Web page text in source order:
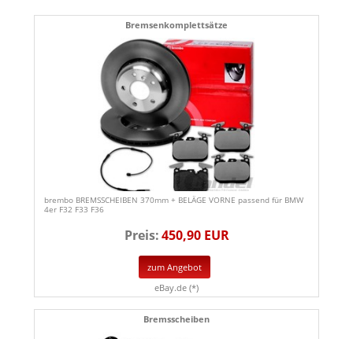
Bremsenkomplettsätze
brembo BREMSSCHEIBEN 370mm + BELÄGE VORNE passend für BMW
4er F32 F33 F36
Preis:450,90 EUR
zum Angebot
eBay.de (*)
Bremsscheiben